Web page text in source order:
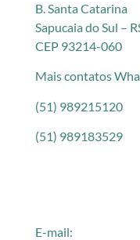
B. Santa Catarina
Sapucaia do Sul –
CEP 93214-060
Mais contatos
(51) 989215120
(51) 989183529
E-mail: